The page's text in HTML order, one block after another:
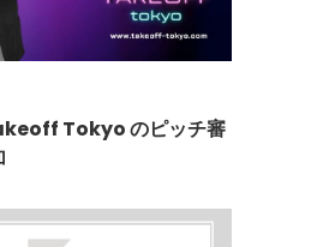
Tokyo のピッチ審